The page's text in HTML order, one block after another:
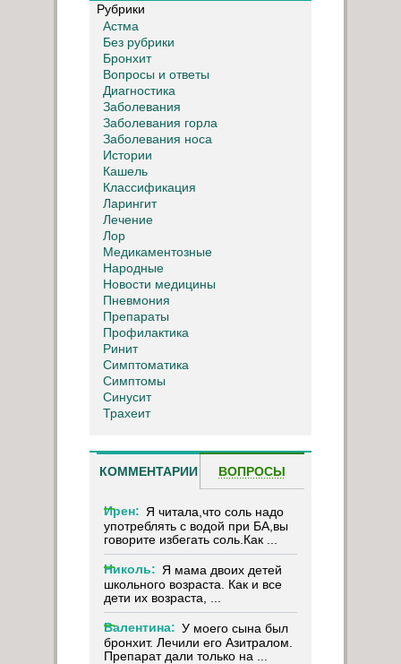
Рубрики
Астма
Без рубрики
Бронхит
Вопросы и ответы
Диагностика
Заболевания
Заболевания горла
Заболевания носа
Истории
Кашель
Классификация
Ларингит
Лечение
Лор
Медикаментозные
Народные
Новости медицины
Пневмония
Препараты
Профилактика
Ринит
Симптоматика
Симптомы
Синусит
Трахеит
КОММЕНТАРИИ ВОПРОСЫ
Ирен: Я читала,что соль надо
употреблять с водой при БА,вы
говорите избегать соль.Как ...
Николь: Я мама двоих детей
школьного возраста. Как и все
дети их возраста, ...
Валентина: У моего сына был
бронхит. Лечили его Азитралом.
Препарат дали только на ...